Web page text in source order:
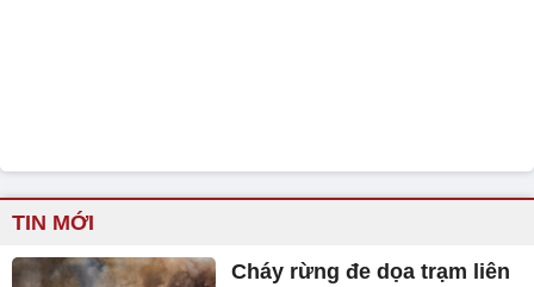
TIN MỚI
Cháy rừng đe dọa trạm liên